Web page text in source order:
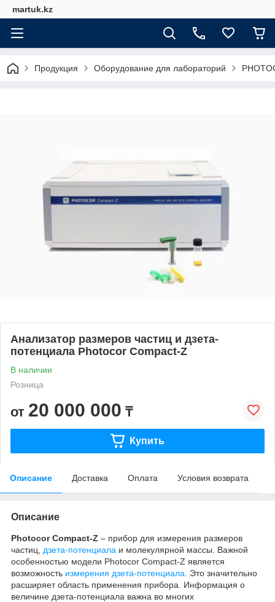
martuk.kz
Продукция Оборудование для лабораторий
Анализатор размеров частиц и дзета-
потенциала Photocor Compact-Z
В наличии
Розница
от 20 000 000 ₸
Купить
Описание Доставка Оплата Условия возврата
Описание
Photocor Compact-Z – прибор для измерения размеров
частиц, дзета-потенциала и молекулярной массы. Важной
особенностью модели Photocor Compact-Z является
возможность измерения дзета-потенциала . Это значительно
расширяет область применения прибора. Информация о
величине дзета-потенциала важна во многих